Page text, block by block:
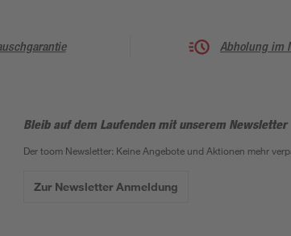
Abholung im
Bleib auf dem Laufenden mit unserem Newsletter
Der toom Newsletter: Keine Angebote und Aktionen mehr
Zur Newsletter Anmeldung